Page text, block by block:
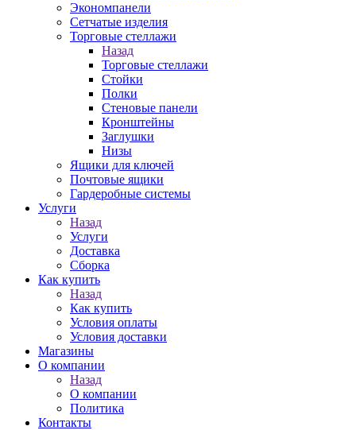
Экономпанели
Сетчатые изделия
Торговые стеллажи
Назад
Торговые стеллажи
Стойки
Полки
Стеновые панели
Кронштейны
Заглушки
Низы
Ящики для ключей
Почтовые ящики
Гардеробные системы
Услуги
Назад
Услуги
Доставка
Сборка
Как купить
Назад
Как купить
Условия оплаты
Условия доставки
Магазины
О компании
Назад
О компании
Политика
Контакты